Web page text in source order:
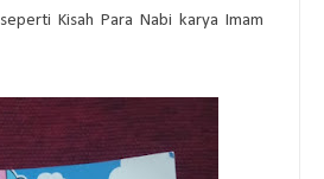
seperti Kisah Para Nabi karya Imam